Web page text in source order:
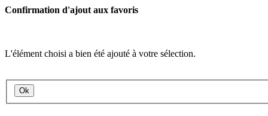
Confirmation d'ajout aux favoris
L'élément choisi a bien été ajouté à votre sélection.